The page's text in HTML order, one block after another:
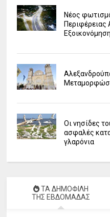
Νέος
Οι νησίδες
ασφαλές
γλαρόνια
ΤΑ ΔΗΜΟΦΙΛΗ
ΤΗΣ ΕΒΔΟΜΑΔΑΣ